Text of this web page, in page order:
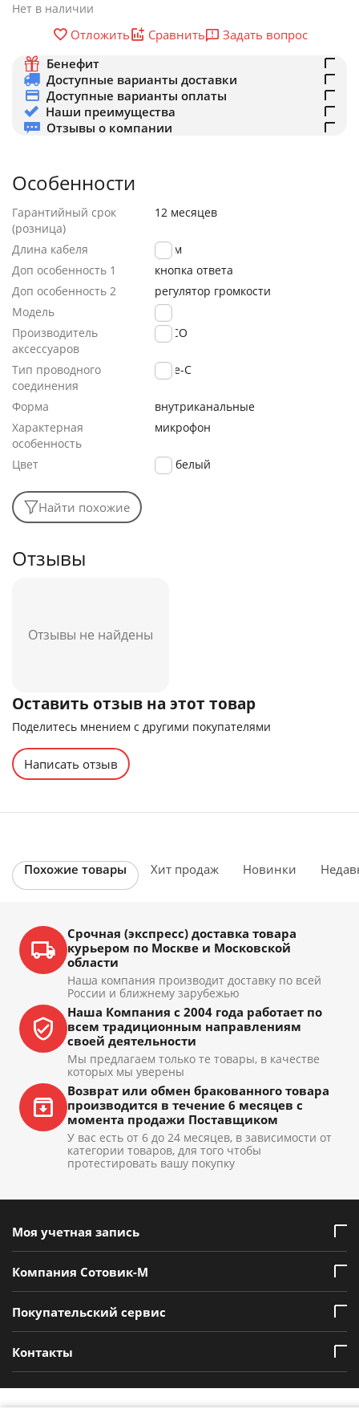
Нет в наличии
Отложить Сравнить
Задать вопрос
Бенефит
Доступные варианты доставки
Доступные варианты оплаты
Наши преимущества
Отзывы о компании
Особенности
Гарантийный срок
(розница)
12 месяцев
Длина кабеля
1.2 м
Доп особенность 1
кнопка ответа
Доп особенность 2
регулятор громкости
Модель
L10
Производитель
аксессуаров
HOCO
Тип проводного
соединения
Type-C
Форма
внутриканальные
Характерная
особенность
микрофон
Цвет белый
Найти похожие
Отзывы
Отзывы не найдены
Оставить отзыв на этот товар
Поделитесь мнением с другими покупателями
Написать отзыв
Похожие товары Хит продаж Новинки
Срочная (экспресс) доставка товара
курьером по Москве и Московской
области
Наша компания производит доставку по всей
России и ближнему зарубежью
Наша Компания с 2004 года работает по
всем традиционным направлениям
своей деятельности
Мы предлагаем только те товары, в качестве
которых мы уверены
Возврат или обмен бракованного товара
производится в течение 6 месяцев с
момента продажи Поставщиком
У вас есть от 6 до 24 месяцев, в зависимости от
категории товаров, для того чтобы
протестировать вашу покупку
Моя учетная запись
Компания Сотовик-М
Покупательский сервис
Контакты